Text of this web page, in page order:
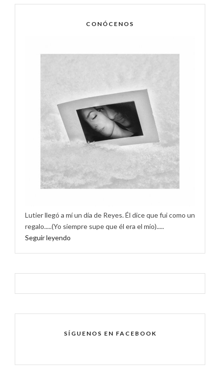
CONÓCENOS
Lutier llegó a mí un día de Reyes. Él dice que fui como un
regalo.....(Yo siempre supe que él era el mío).....
Seguir leyendo
SÍGUENOS EN FACEBOOK